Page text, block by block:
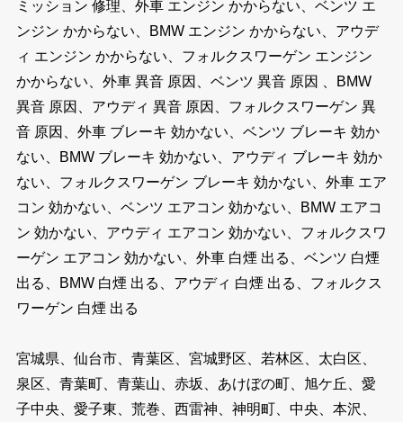
ミッション 修理、外車 エンジン かからない、ベンツ エ
ンジン かからない、BMW エンジン かからない、アウデ
ィ エンジン かからない、フォルクスワーゲン エンジン
かからない、外車 異音 原因、ベンツ 異音 原因 、BMW
異音 原因、アウディ 異音 原因、フォルクスワーゲン 異
音 原因、外車 ブレーキ 効かない、ベンツ ブレーキ 効か
ない、BMW ブレーキ 効かない、アウディ ブレーキ 効か
ない、フォルクスワーゲン ブレーキ 効かない、外車 エア
コン 効かない、ベンツ エアコン 効かない、BMW エアコ
ン 効かない、アウディ エアコン 効かない、フォルクスワ
ーゲン エアコン 効かない、外車 白煙 出る、ベンツ 白煙
出る、BMW 白煙 出る、アウディ 白煙 出る、フォルクス
ワーゲン 白煙 出る
宮城県、仙台市、青葉区、宮城野区、若林区、太白区、
泉区、青葉町、青葉山、赤坂、あけぼの町、旭ケ丘、愛
子中央、愛子東、荒巻、西雷神、神明町、中央、本沢、